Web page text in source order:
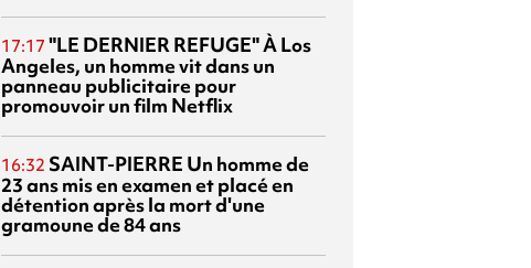
17:17 "LE DERNIER REFUGE"À Los
Angeles, un homme vit dans un
panneau publicitaire pour
promouvoir un film Netflix
16:32 SAINT-PIERRE Un homme de
23 ans mis en examen et placé en
détention après la mort d'une
gramoune de 84 ans